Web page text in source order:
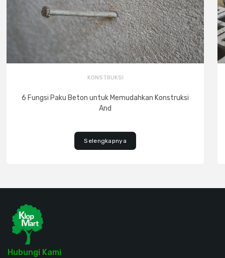
KONSTRUKSI
6 Fungsi Paku Beton untuk Memudahkan Konstruksi
And
Selengkapnya
Hubungi Kami